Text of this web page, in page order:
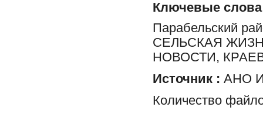
Ключевые слова
Парабельский
СЕЛЬСКАЯ
НОВОСТИ,
Источник : АНО
Количество